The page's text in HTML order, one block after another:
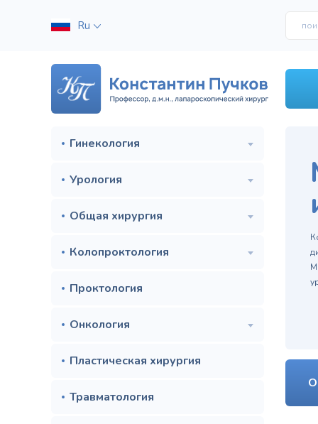
Ru
Гинекология
Урология
Общая хирургия
Колопроктология
Проктология
Онкология
Пластическая хирургия
Травматология